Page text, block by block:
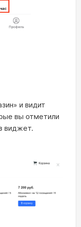
и видит
вы отметили
виджет.